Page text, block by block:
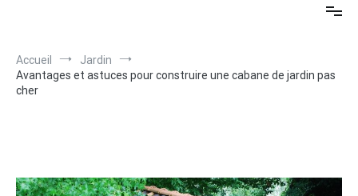
Accueil
Jardin
Avantages et astuces pour construire une cabane de jardin pas
cher